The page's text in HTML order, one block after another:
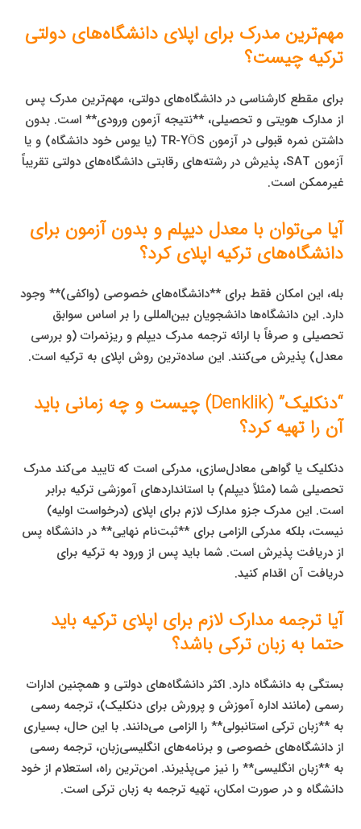
مهم‌ترین مدرک برای اپلای دانشگاه‌های دولتی
ترکیه چیست؟
برای مقطع کارشناسی در دانشگاه‌های دولتی، مهم‌ترین مدرک پس
از مدارک هویتی و تحصیلی، **نتیجه آزمون ورودی** است. بدون
داشتن نمره قبولی در آزمون TR-YÖS (یا یوس خود دانشگاه) و یا
آزمون SAT، پذیرش در رشته‌های رقابتی دانشگاه‌های دولتی تقریباً
غیرممکن است.
آیا می‌توان با معدل دیپلم و بدون آزمون برای
دانشگاه‌های ترکیه اپلای کرد؟
بله، این امکان فقط برای **دانشگاه‌های خصوصی (واکفی)** وجود
دارد. این دانشگاه‌ها دانشجویان بین‌المللی را بر اساس سوابق
تحصیلی و صرفاً با ارائه ترجمه مدرک دیپلم و ریزنمرات (و بررسی
معدل) پذیرش می‌کنند. این ساده‌ترین روش اپلای به ترکیه است.
“دنکلیک” (Denklik) چیست و چه زمانی باید
آن را تهیه کرد؟
دنکلیک یا گواهی معادل‌سازی، مدرکی است که تایید می‌کند مدرک
تحصیلی شما (مثلاً دیپلم) با استانداردهای آموزشی ترکیه برابر
است. این مدرک جزو مدارک لازم برای اپلای (درخواست اولیه)
نیست، بلکه مدرکی الزامی برای **ثبت‌نام نهایی** در دانشگاه پس
از دریافت پذیرش است. شما باید پس از ورود به ترکیه برای
دریافت آن اقدام کنید.
آیا ترجمه مدارک لازم برای اپلای ترکیه باید
حتما به زبان ترکی باشد؟
بستگی به دانشگاه دارد. اکثر دانشگاه‌های دولتی و همچنین ادارات
رسمی (مانند اداره آموزش و پرورش برای دنکلیک)، ترجمه رسمی
به **زبان ترکی استانبولی** را الزامی می‌دانند. با این حال، بسیاری
از دانشگاه‌های خصوصی و برنامه‌های انگلیسی‌زبان، ترجمه رسمی
به **زبان انگلیسی** را نیز می‌پذیرند. امن‌ترین راه، استعلام از خود
دانشگاه و در صورت امکان، تهیه ترجمه به زبان ترکی است.